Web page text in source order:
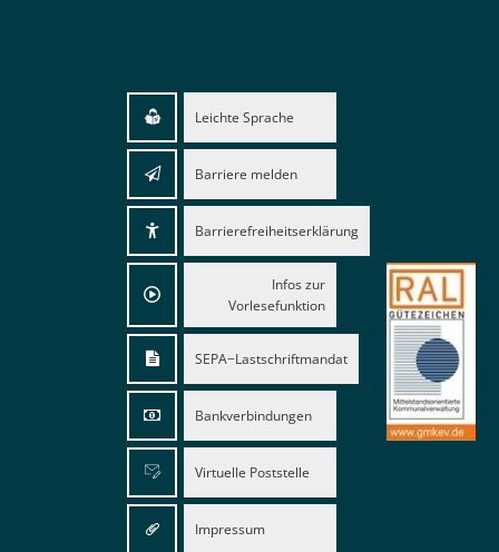
Leichte Sprache
Barriere melden
Barrierefreiheitserklärung
Infos zur
Vorlesefunktion
SEPA−Lastschriftmandat
Bankverbindungen
Virtuelle Poststelle
Impressum